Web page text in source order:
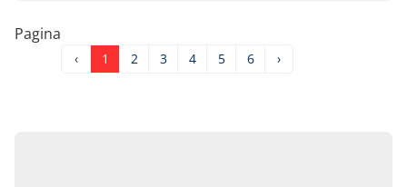
Pagina
‹ 1 2 3 4 5 6 ›